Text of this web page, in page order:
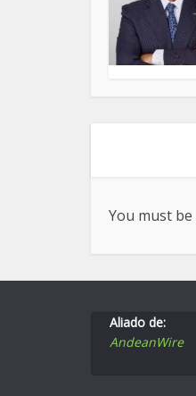
You must be
Aliado de:
AndeanWire